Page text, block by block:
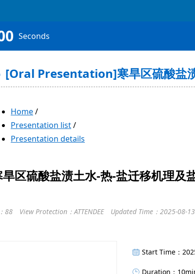
Seconds
[Oral Presentation]寒旱区硫酸盐
Home/
Presentation list/
Presentation details
区硫酸盐渍土水-热-盐迁移机理及
88 View Protection：ATTENDEE Updated Time：2025-08-
Start Time：
Duration：